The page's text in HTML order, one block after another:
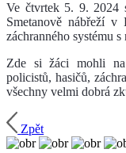
Ve čtvrtek 5. 9. 2024
Smetanově nábřeží v
záchranného systému
Zde si žáci mohli
policistů, hasičů,
všechny velmi dobrá
Zpět